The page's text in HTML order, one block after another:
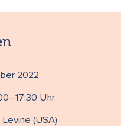
2022
Uhr
Levine (USA)